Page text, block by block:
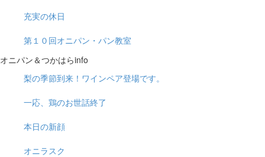
充実の休日
第１０回オニパン・パン教室
オニパン＆つかはらinfo
梨の季節到来！ワインペア登場です。
一応、鶏のお世話終了
本日の新顔
オニラスク